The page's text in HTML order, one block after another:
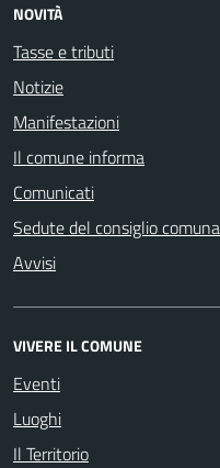
NOVITÀ
Tasse e tributi
Notizie
Manifestazioni
Il comune informa
Comunicati
Sedute del consiglio
Avvisi
VIVERE IL COMUNE
Eventi
Luoghi
Il Territorio